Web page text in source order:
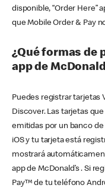
disponible, “Order Here”
que Mobile Order & Pay
¿Qué formas de
app de
Puedes registrar tarjetas
Discover. Las tarjetas
emitidas por un banco
iOS y tu tarjeta está
mostrará
app de McDonald’s . Si
Pay™ de tu teléfono